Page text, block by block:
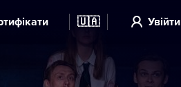
🇺🇦 Увійти